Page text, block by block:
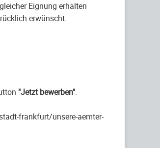
Eignung erhalten
erwünscht.
"Jetzt bewerben".
frankfurt/unsere-aemter-